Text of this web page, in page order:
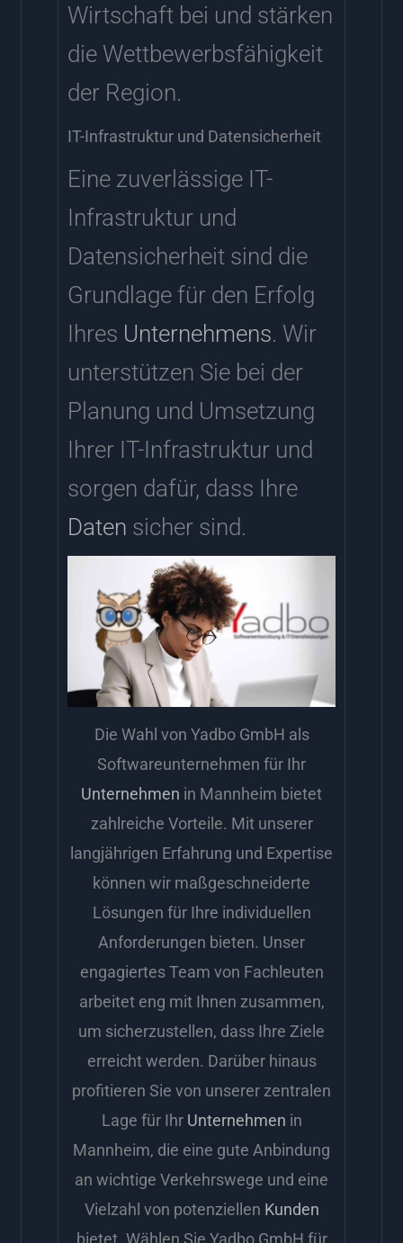
Wirtschaft bei und stärken
die Wettbewerbsfähigkeit
der Region.
IT-Infrastruktur und Datensicherheit
Eine zuverlässige IT-
Infrastruktur und
Datensicherheit sind die
Grundlage für den Erfolg
Ihres Unternehmens. Wir
unterstützen Sie bei der
Planung und Umsetzung
Ihrer IT-Infrastruktur und
sorgen dafür, dass Ihre
Daten sicher sind.
Die Wahl von Yadbo GmbH als
Softwareunternehmen für Ihr
Unternehmen in Mannheim bietet
zahlreiche Vorteile. Mit unserer
langjährigen Erfahrung und Expertise
können wir maßgeschneiderte
Lösungen für Ihre individuellen
Anforderungen bieten. Unser
engagiertes Team von Fachleuten
arbeitet eng mit Ihnen zusammen,
um sicherzustellen, dass Ihre Ziele
erreicht werden. Darüber hinaus
profitieren Sie von unserer zentralen
Lage für Ihr Unternehmen in
Mannheim, die eine gute Anbindung
an wichtige Verkehrswege und eine
Vielzahl von potenziellen Kunden